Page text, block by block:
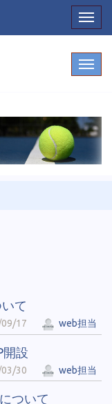
て
17 web担当
設
30 web担当
ついて